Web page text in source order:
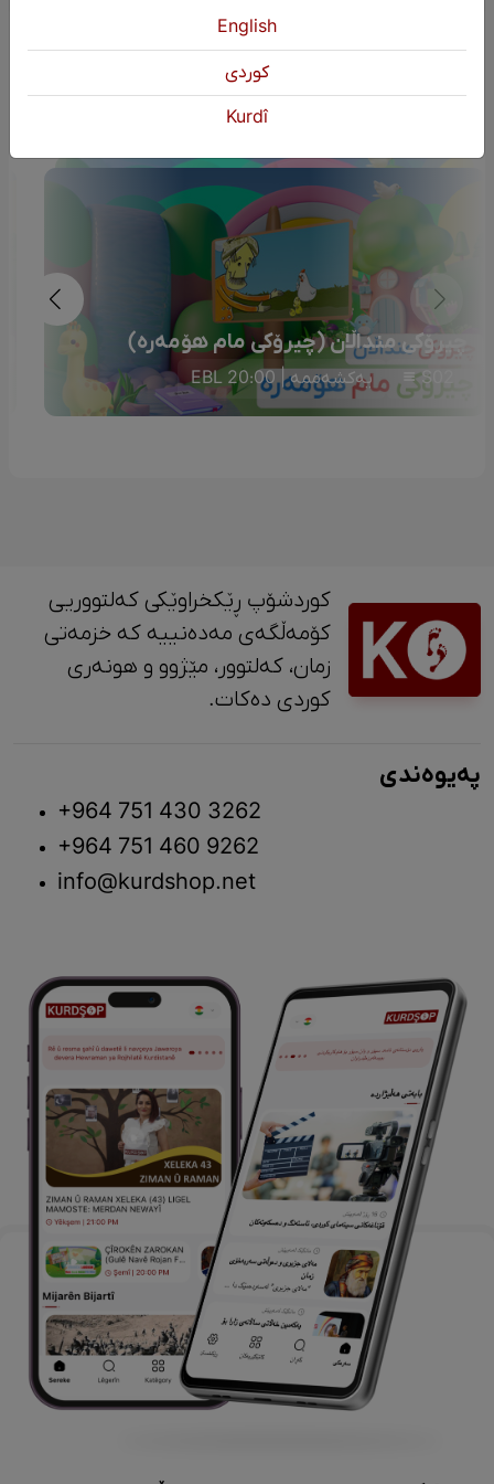
دوایین بەرنامە
چیرۆکی منداڵان (چیرۆکی مام هۆمەرە)
S02 یەکشەممە | 20:00 EBL
کوردشۆپ ڕێکخراوێکی کەلتووریی
کۆمەڵگەی مەدەنییە کە خزمەتی
زمان، کەلتوور، مێژوو و ‎هونەری
کوردی دەکات.
پەیوەندی
+964 751 430 3262
+964 751 460 9262
info@kurdshop.net
English
كوردی
Kurdî